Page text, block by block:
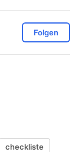
Folgen
checkliste